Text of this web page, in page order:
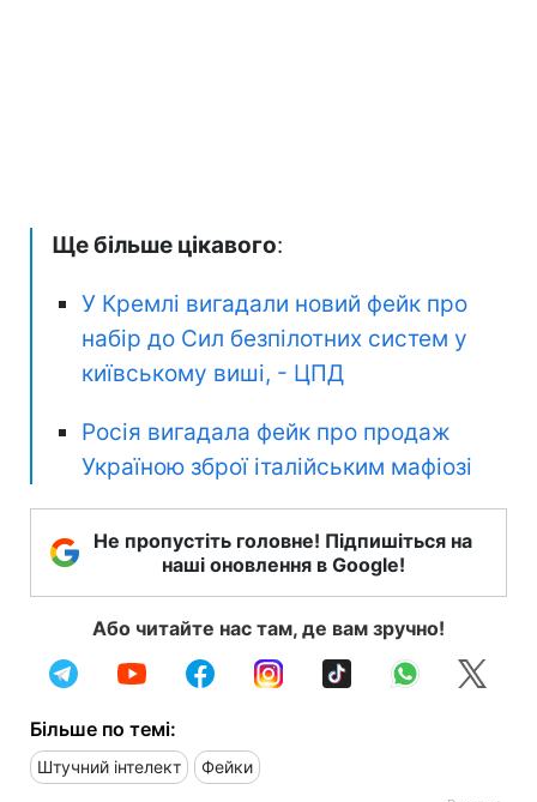
Ще більше цікавого:
У Кремлі вигадали новий фейк про
набір до Сил безпілотних систем у
київському виші, - ЦПД
Росія вигадала фейк про продаж
Україною зброї італійським мафіозі
Не пропустіть головне! Підпишіться на
наші оновлення в Google!
Або читайте нас там, де вам зручно!
Більше по темі:
Штучний інтелект Фейки